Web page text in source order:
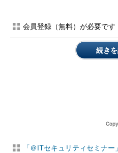
て忌憚のない意見を交わした。
氏、川口洋氏、根岸征史氏、辻伸弘氏）
会員登録（無料）が必要です
続き
「＠ITセキュリティセミナ